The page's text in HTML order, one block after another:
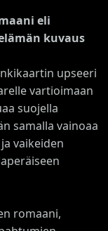
eli
kuvaus
upseeri
vartioimaan
suojella
samalla vainoaa
vaikeiden
romaani,